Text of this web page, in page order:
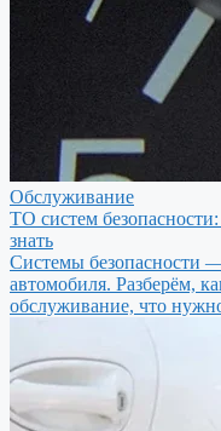
Обслуживание
ТО систем
знать
Системы безопасности
автомобиля. Разберём,
обслуживание, что